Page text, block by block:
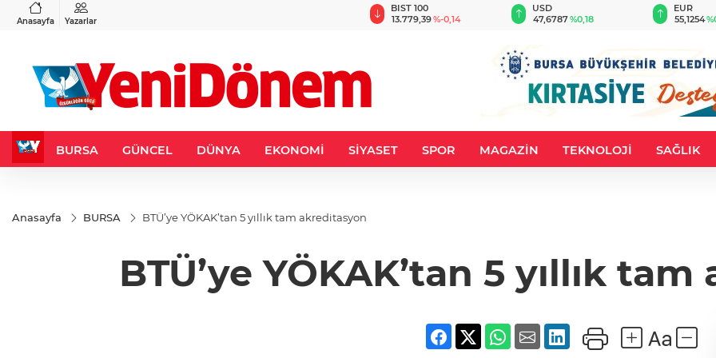
Anasayfa Yazarlar
%-0,22
BIST 100
13.779,39%-0,14
USD
47,6787%0,18
EUR
55,1254
BURSA GÜNCEL DÜNYA EKONOMİ SİYASET SPOR MAGAZİN TEKNOLOJİ SAĞLIK
Anasayfa BURSA BTÜ’ye YÖKAK’tan 5 yıllık tam akreditasyon
BTÜ’ye YÖKAK’tan 5 yıllık